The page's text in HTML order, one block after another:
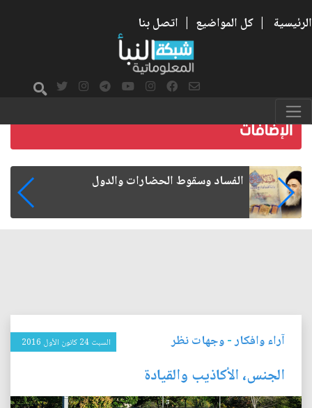
الرئيسية | كل المواضيع | اتصل بنا
رواتب الموظفين على صفيح ساخن
آراء وافكار-وجهات نظر السبت 24 كانون الأول 2016
الجنس، الأكاذيب والقيادة